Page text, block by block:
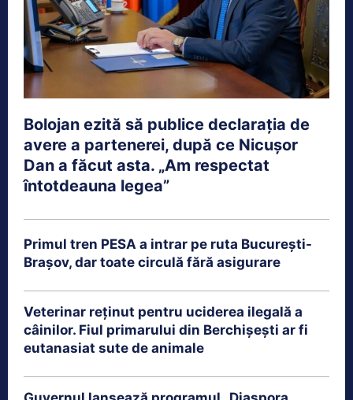
Bolojan ezită să publice declarația de
avere a partenerei, după ce Nicușor
Dan a făcut asta. „Am respectat
întotdeauna legea”
Primul tren PESA a intrar pe ruta București-
Brașov, dar toate circulă fără asigurare
Veterinar reținut pentru uciderea ilegală a
câinilor. Fiul primarului din Berchișești ar fi
eutanasiat sute de animale